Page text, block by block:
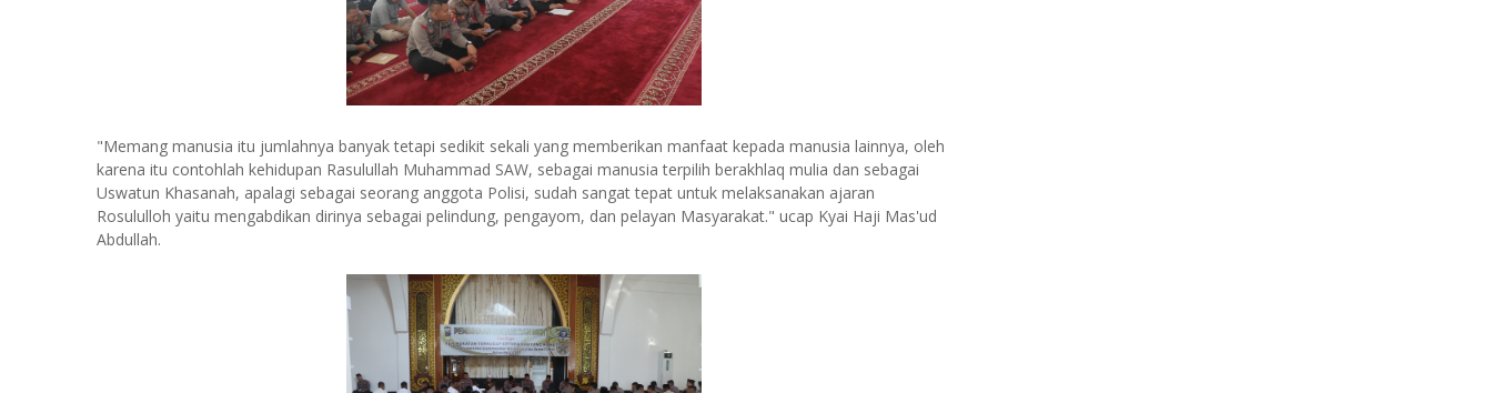
"Memang manusia itu jumlahnya banyak tetapi sedikit sekali yang memberikan manfaat kepada manusia lainnya, oleh
karena itu contohlah kehidupan Rasulullah Muhammad SAW, sebagai manusia terpilih berakhlaq mulia dan sebagai
Uswatun Khasanah, apalagi sebagai seorang anggota Polisi, sudah sangat tepat untuk melaksanakan ajaran
Rosululloh yaitu mengabdikan dirinya sebagai pelindung, pengayom, dan pelayan Masyarakat." ucap Kyai Haji Mas'ud
Abdullah.